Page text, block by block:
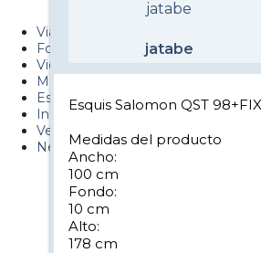
PUCAF - Blog
Viajes
Fotos
Videos
Material
Esquí Pro
Infonieve
Verano
Nevalog
jatabe
Esquis Salomon QST
Medidas del producto
Ancho:
100 cm
Fondo:
10 cm
Alto:
178 cm